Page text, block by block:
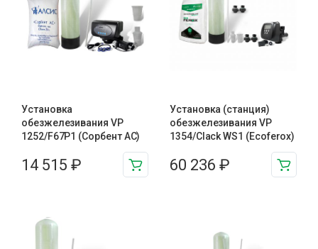
Установка
обезжелезивания VP
1252/F67P1 (Сорбент АС)
14 515 ₽
Установка (станция)
обезжелезивания VP
1354/Clack WS1 (Ecoferox)
60 236 ₽